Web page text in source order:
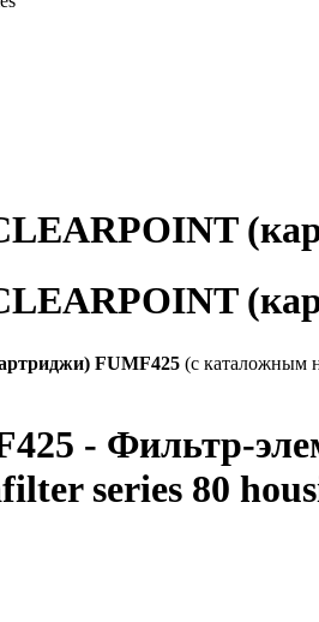
FUMF425 (с каталожным
- Фильтр-
series 80